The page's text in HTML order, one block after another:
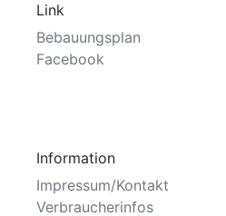
Link
Bebauungsplan
Facebook
Information
Impressum/Kontakt
Verbraucherinfos